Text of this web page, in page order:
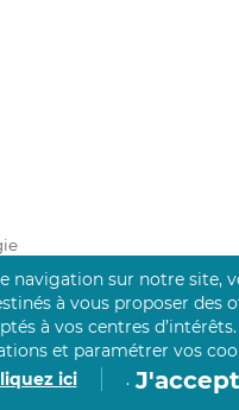
navigation sur notre site,
à vous proposer des
à vos centres d’intérêts.
et paramétrer vos
ici
.